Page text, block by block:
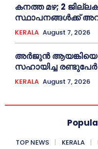
കനത്ത മഴ; 2
സ്ഥാപനങ്ങള്‍ക്ക്
KERALA August 7, 2026
അര്‍ജുന്‍ ആയങ്കിയെ
സഹായിച്ച രണ്ടുപേര്‍
KERALA August 7, 2026
TOP NEWS KERALA